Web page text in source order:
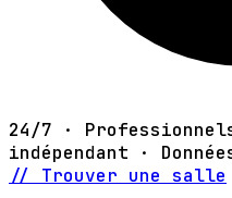
24/7 ·
indépendant ·
// Trouver une salle